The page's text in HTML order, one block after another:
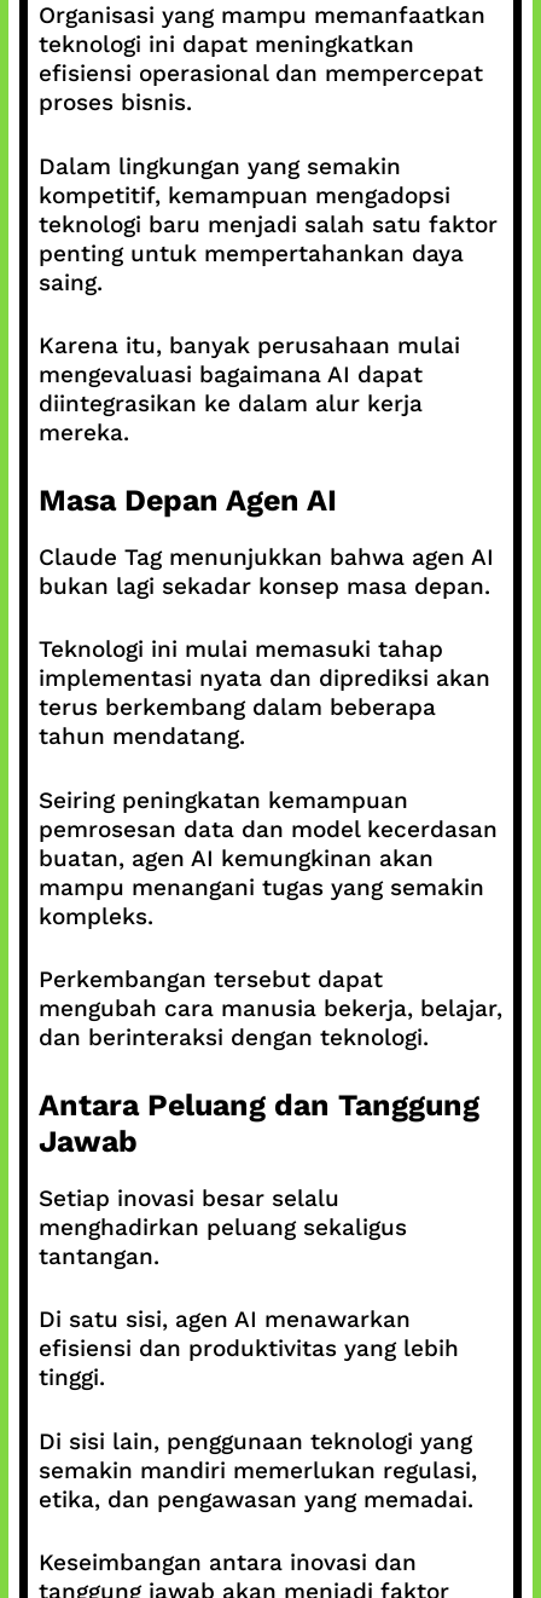
Organisasi yang mampu memanfaatkan
teknologi ini dapat meningkatkan
efisiensi operasional dan mempercepat
proses bisnis.
Dalam lingkungan yang semakin
kompetitif, kemampuan mengadopsi
teknologi baru menjadi salah satu faktor
penting untuk mempertahankan daya
saing.
Karena itu, banyak perusahaan mulai
mengevaluasi bagaimana AI dapat
diintegrasikan ke dalam alur kerja
mereka.
Masa Depan Agen AI
Claude Tag menunjukkan bahwa agen AI
bukan lagi sekadar konsep masa depan.
Teknologi ini mulai memasuki tahap
implementasi nyata dan diprediksi akan
terus berkembang dalam beberapa
tahun mendatang.
Seiring peningkatan kemampuan
pemrosesan data dan model kecerdasan
buatan, agen AI kemungkinan akan
mampu menangani tugas yang semakin
kompleks.
Perkembangan tersebut dapat
mengubah cara manusia bekerja, belajar,
dan berinteraksi dengan teknologi.
Antara Peluang dan Tanggung
Jawab
Setiap inovasi besar selalu
menghadirkan peluang sekaligus
tantangan.
Di satu sisi, agen AI menawarkan
efisiensi dan produktivitas yang lebih
tinggi.
Di sisi lain, penggunaan teknologi yang
semakin mandiri memerlukan regulasi,
etika, dan pengawasan yang memadai.
Keseimbangan antara inovasi dan
tanggung jawab akan menjadi faktor